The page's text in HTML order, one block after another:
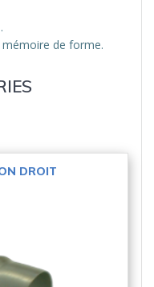
mémoire de forme.
DROIT